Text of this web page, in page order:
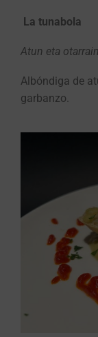
La tunabola
Atun eta
Albóndiga de
garbanzo.